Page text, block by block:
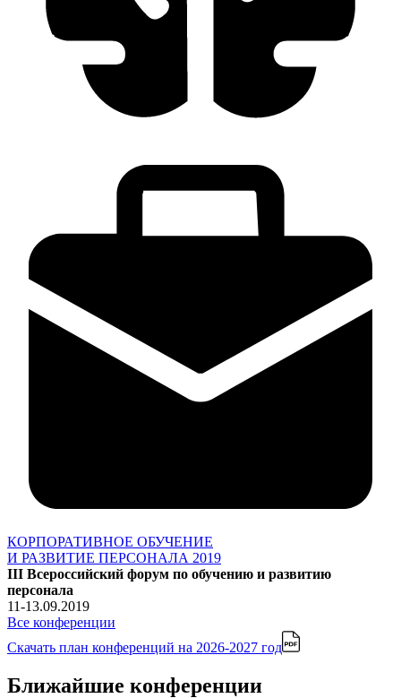
КОРПОРАТИВНОЕ ОБУЧЕНИЕ
И РАЗВИТИЕ ПЕРСОНАЛА 2019
III Всероссийский форум по обучению и развитию
персонала
11-13.09.2019
Все конференции
Скачать план конференций на 2026-2027 год
Ближайшие конференции